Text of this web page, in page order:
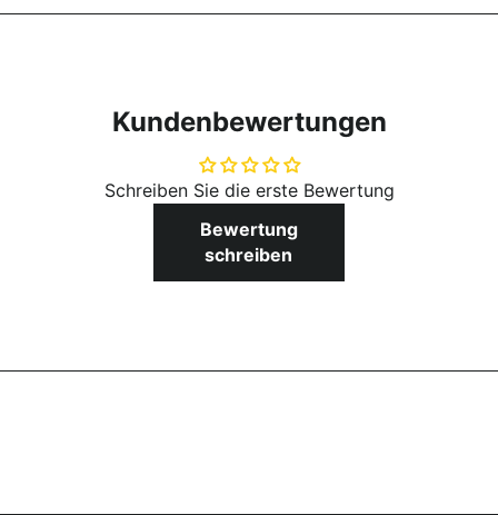
Kundenbewertungen
Schreiben Sie die erste Bewertung
Bewertung
schreiben